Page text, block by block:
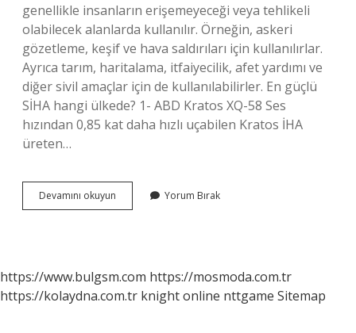
genellikle insanların erişemeyeceği veya tehlikeli
olabilecek alanlarda kullanılır. Örneğin, askeri
gözetleme, keşif ve hava saldırıları için kullanılırlar.
Ayrıca tarım, haritalama, itfaiyecilik, afet yardımı ve
diğer sivil amaçlar için de kullanılabilirler. En güçlü
SİHA hangi ülkede? 1- ABD Kratos XQ-58 Ses
hızından 0,85 kat daha hızlı uçabilen Kratos İHA
üreten…
Devamını okuyun
Ne
Yorum Bırak
https://www.bulgsm.com https://mosmoda.com.tr
https://kolaydna.com.tr knight online nttgame Sitemap